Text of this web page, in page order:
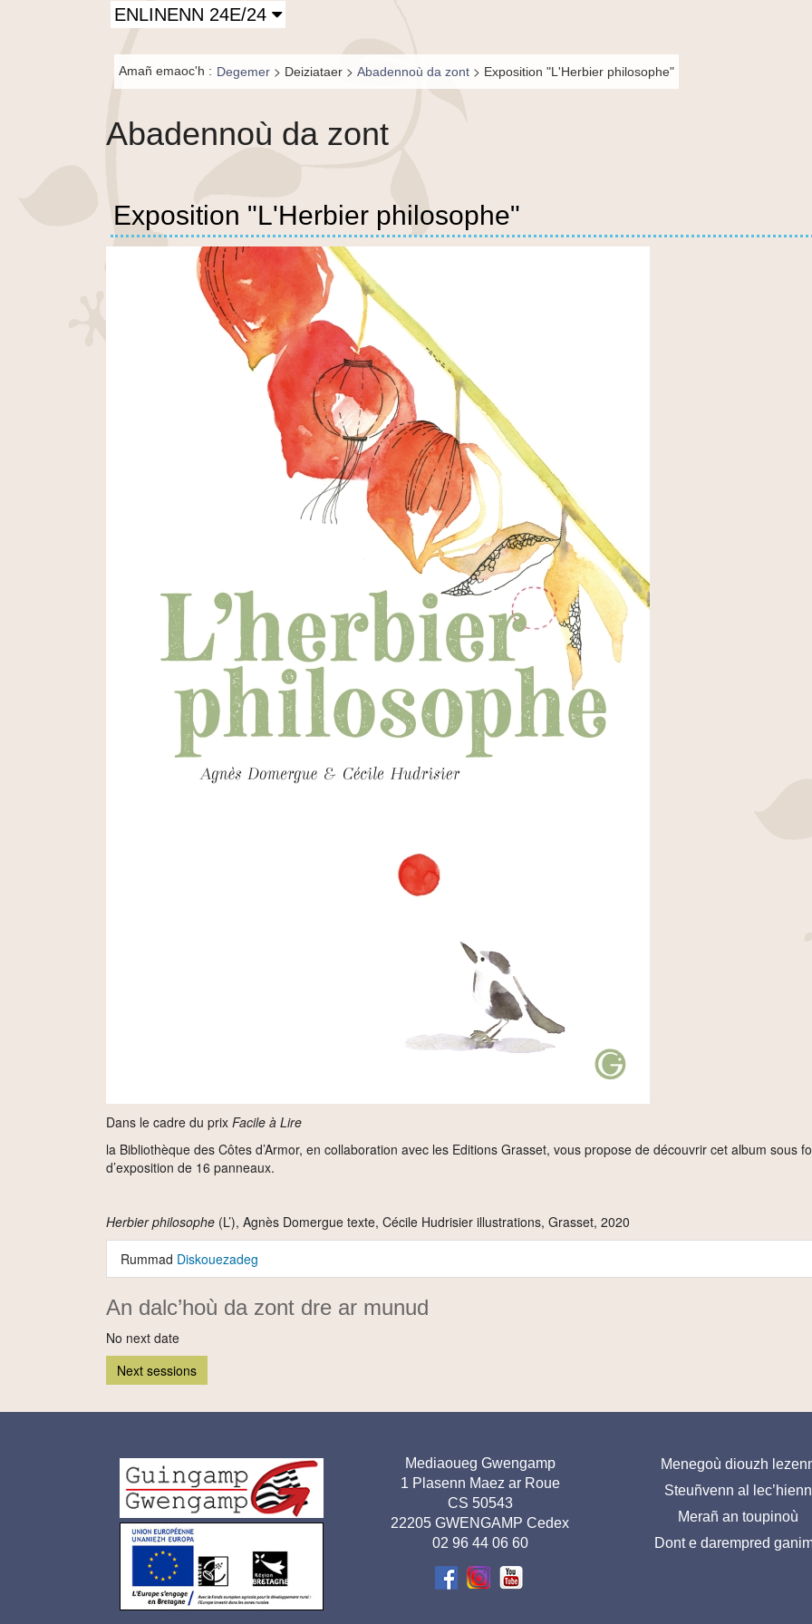
BR-fr
ENLINENN 24E/24
Fil de
navigation-
BR
Amañ emaoc'h : Degemer > Deiziataer > Abadennoù da zont > Exposition "L'Herbier philosophe"
Abadennoù da zont
Exposition "L'Herbier philosophe"
Dans le cadre du prix Facile à Lire
la Bibliothèque des Côtes d’Armor, en collaboration avec les Editions Grasset, vous propose de découvrir cet album sous
d’exposition de 16 panneaux.
Herbier philosophe (L’), Agnès Domergue texte, Cécile Hudrisier illustrations, Grasset, 2020
Rummad Diskouezadeg
An dalc’hoù da zont dre ar munud
No next date
Next sessions
Logo
pied
de
page
Adresse
pied de
page-
BR
Mediaoueg Gwengamp
1 Plasenn Maez ar Roue
CS 50543
22205 GWENGAMP Cedex
02 96 44 06 60
Menu
pied
page-
Menegoù diouzh
Steuñvenn al lec’hienn
Merañ an toupinoù
Dont e darempred